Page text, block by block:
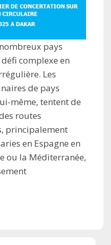
pays
complexe en
Les
de pays
même, tentent de
routes
principalement
en Espagne en
ou la Méditerranée,